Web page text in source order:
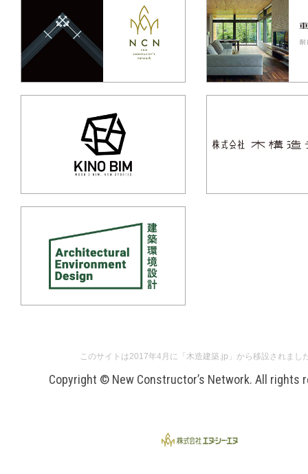
このサイトは2017年4月に「木造建築.jp」から移設されまし
Copyright © New Constructor’s Network. All rights